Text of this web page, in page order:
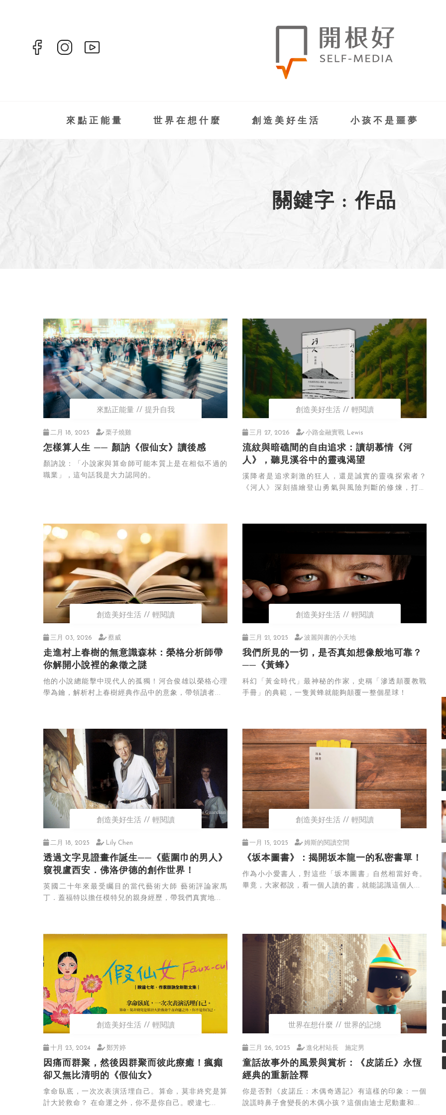
來點正能量 世界在想什麼 創造美好生活 小孩不是噩夢
關鍵字 : 作品
來點正能量 提升自我
二月 18, 2025 栗子燒雞
怎樣算人生 ── 顏訥《假仙女》讀後感
顏訥說：「小說家與算命師可能本質上是在相似不過的
職業」，這句話我是大力認同的。
創造美好生活 輕閱讀
三月 27, 2026 小路金融實戰 Lewis
流紋與暗礁間的自由追求：讀胡慕情《河
人》，聽見溪谷中的靈魂渴望
溪降者是追求刺激的狂人，還是誠實的靈魂探索者？
《河人》深刻描繪登山勇氣與風險判斷的修煉，打破
創造美好生活 輕閱讀
三月 03, 2026 蔡威
走進村上春樹的無意識森林：榮格分析師帶
你解開小說裡的象徵之謎
他的小說總能擊中現代人的孤獨！河合俊雄以榮格心理
學為鑰，解析村上春樹經典作品中的意象，帶領讀者...
創造美好生活 輕閱讀
三月 21, 2025 波麗與書的小天地
我們所見的一切，是否真如想像般地可靠？
──《黃蜂》
科幻「黃金時代」最神秘的作家，史稱「滲透顛覆教戰
手冊」的典範，一隻黃蜂就能夠顛覆一整個星球！
創造美好生活 輕閱讀
二月 18, 2025 Lily Chen
透過文字見證畫作誕生──《藍圍巾的男人》
窺視盧西安．佛洛伊德的創作世界！
英國二十年來最受矚目的當代藝術大師 藝術評論家馬
丁．蓋福特以擔任模特兒的親身經歷，帶我們真實地...
創造美好生活 輕閱讀
一月 15, 2025 姆斯的閱讀空間
《坂本圖書》：揭開坂本龍一的私密書單！
作為小小愛書人，對這些「坂本圖書」自然相當好奇。
畢竟，大家都說，看一個人讀的書，就能認識這個人...
創造美好生活 輕閱讀
十月 23, 2024 鄭芳婷
因痛而群聚，然後因群聚而彼此療癒！瘋癲
卻又無比清明的《假仙女》
拿命臥底，一次次表演活埋自己。算命，莫非終究是算
計大於救命？ 在命運之外，你不是你自己。睽違七...
世界在想什麼 世界的記憶
三月 26, 2025 進化村站長 施定男
童話故事外的風景與賞析：《皮諾丘》永恆
經典的重新詮釋
你是否對《皮諾丘：木偶奇遇記》有這樣的印象：一個
說謊時鼻子會變長的木偶小孩？這個由迪士尼動畫和...